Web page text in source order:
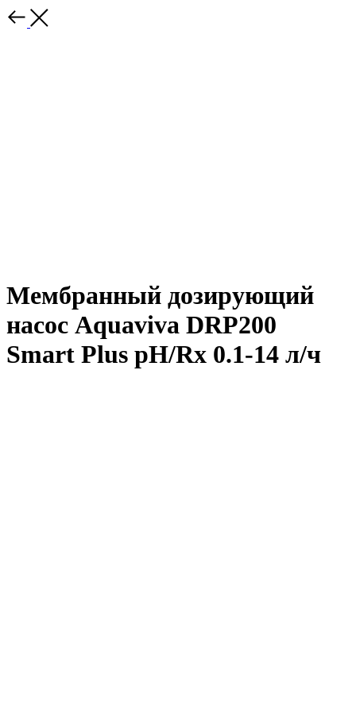
Мембранный дозирующий
насос Aquaviva DRP200
Smart Plus pH/Rх 0.1-14 л/ч